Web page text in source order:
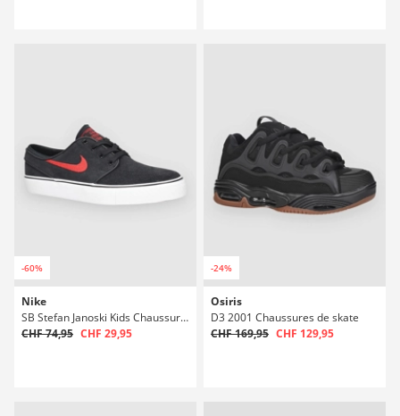
-60%
Nike
SB Stefan Janoski Kids Chaussures de skate
CHF 74,95 CHF 29,95
-24%
Osiris
D3 2001 Chaussures de skate
CHF 169,95 CHF 129,95